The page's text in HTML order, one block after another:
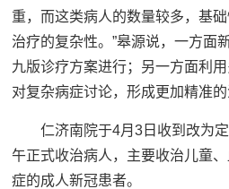
重，而这类病人的数量较多，基
治疗的复杂性。”皋源说，一方面
九版诊疗方案进行；另一方面利
对复杂病症讨论，形成更加精准的
仁济南院于4月3日收到改为
午正式收治病人，主要收治儿童
症的成人新冠患者。